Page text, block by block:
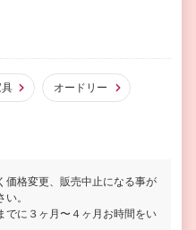
オードリー
格変更、販売中止になる事が
。
に３ヶ月〜４ヶ月お時間をい